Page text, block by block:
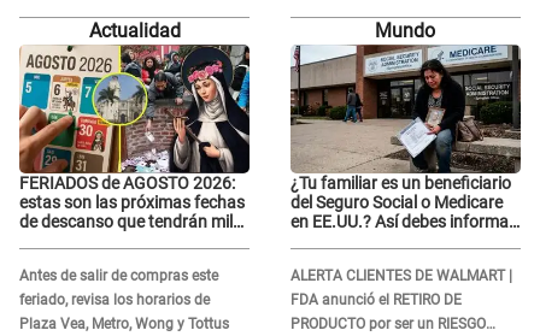
de 'La Bella Luz': Esto hizo
de 'La Bella Luz': Esto hizo
Actualidad
FERIADOS de AGOSTO 2026:
estas son las próximas fechas
de descanso que tendrán miles
Antes de salir de compras este
feriado, revisa los horarios de
Plaza Vea, Metro, Wong y Tottus
Mundo
¿Tu familiar es un beneficiario
del Seguro Social o Medicare
en EE.UU.? Así debes informar
ALERTA CLIENTES DE WALMART |
FDA anunció el RETIRO DE
PRODUCTO por ser un RIESGO